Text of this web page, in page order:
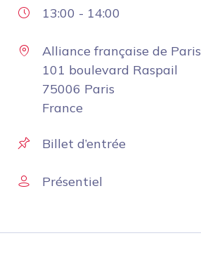
13:00 - 14:00
Alliance française de Paris
101 boulevard Raspail
75006 Paris
France
Billet d’entrée
Présentiel